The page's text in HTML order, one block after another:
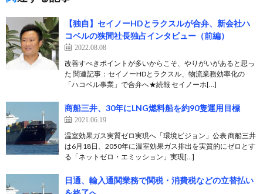
【独自】セイノーHDとラクスルが合弁、新会社ハ
コベルの狭間社長独占インタビュー（前編）
2022.08.08
改善すべきポイントが多いからこそ、やりがいがあると思っ
た 関連記事：セイノーHDとラクスル、物流業務効率化の
「ハコベル事業」で合弁へ★続報 セイノーホ[…]
商船三井、30年にLNG燃料船を約90隻運用目標
2021.06.19
温室効果ガス実質ゼロ実現へ「環境ビジョン」公表 商船三井
は6月18日、2050年に温室効果ガス排出を実質的にゼロとす
る「ネットゼロ・エミッション」実現[…]
日通、輸入通関業務で関税・消費税などの立替払い